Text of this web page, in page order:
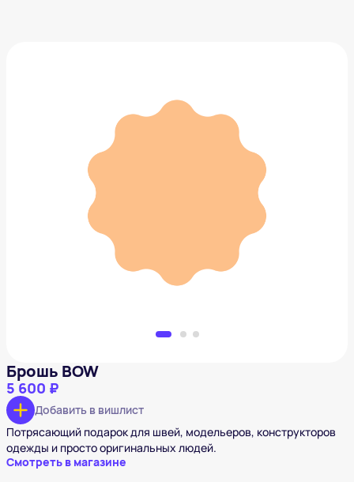
Брошь BOW
5 600 ₽
Добавить в вишлист
Потрясающий подарок для швей, модельеров, конструкторов
одежды и просто оригинальных людей.
Смотреть в магазине